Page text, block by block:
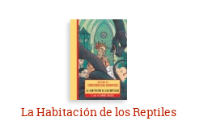
La Habitación de los Reptiles